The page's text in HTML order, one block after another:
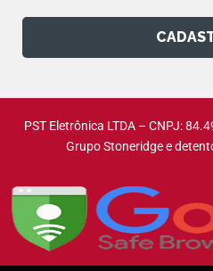
PST Eletrônica LTDA – CNPJ:
Grupo Stoneridge e